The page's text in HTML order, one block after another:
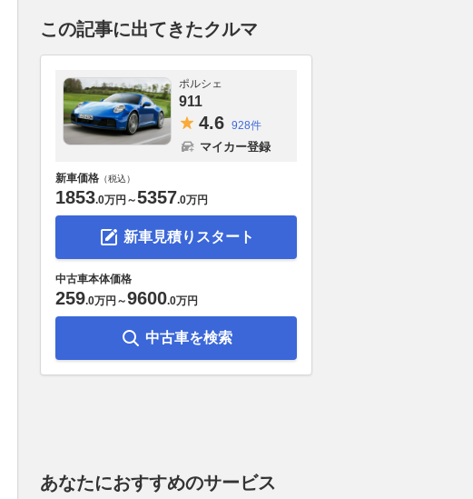
この記事に出てきたクルマ
ポルシェ
911
4.6 928件
マイカー登録
新車価格 （税込）
1853.0万円 ～5357.0万円
新車見積りスタート
中古車本体価格
259.0万円 ～9600.0万円
中古車を検索
あなたにおすすめのサービス